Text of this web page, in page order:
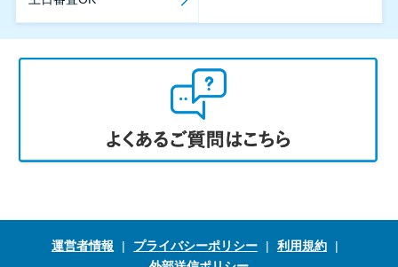
運営者情報 プライバシーポリシー
利用規約